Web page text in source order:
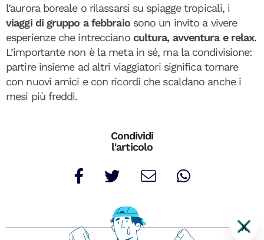
l’aurora boreale o rilassarsi su spiagge tropicali, i
viaggi di gruppo a febbraiosono un invito a vivere
esperienze che intrecciano cultura, avventura e relax.
L’importante non è la meta in sé, ma la condivisione:
partire insieme ad altri viaggiatori significa tornare
con nuovi amici e con ricordi che scaldano anche i
mesi più freddi.
Condividi
l'articolo
X